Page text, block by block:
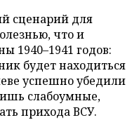
сценарий для
что и
1940–1941 годов:
будет находиться
успешно убедили
слабоумные,
прихода ВСУ.